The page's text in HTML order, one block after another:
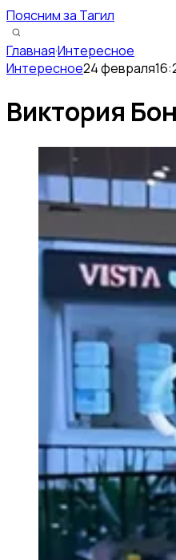
Поясним за Тагил
Главная·Интересное
Интересное24 февраля
Виктория